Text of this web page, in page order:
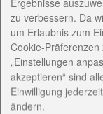
und Balkon
überlegt",
dass es die
immer noch",
Umzuges.
Ergebnisse
zu verbessern. Da
um Erlaubnis zum
Cookie-
„Einstellungen
akzeptieren“ sind
Einwilligung jederzeit
ändern.